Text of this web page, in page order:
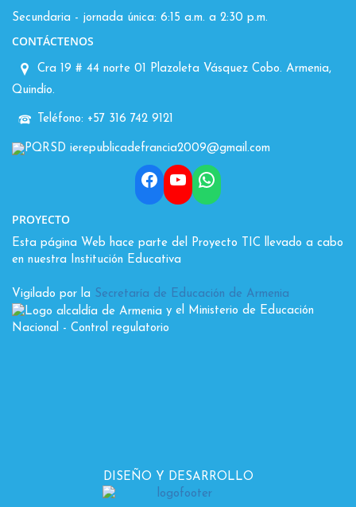
Secundaria - jornada única: 6:15 a.m. a 2:30 p.m.
CONTÁCTENOS
Cra 19 # 44 norte 01 Plazoleta Vásquez Cobo. Armenia,
Quindío.
Teléfono: +57 316 742 9121
PQRSD ierepublicadefrancia2009@gmail.com
Facebook
YouTubeWhatsApp
PROYECTO
Esta página Web hace parte del Proyecto TIC llevado a cabo
en nuestra Institución Educativa
Vigilado por la Secretaría de Educación de Armenia
y el Ministerio de Educación
Nacional - Control regulatorio
DISEÑO Y DESARROLLO